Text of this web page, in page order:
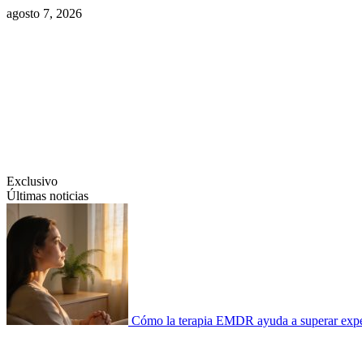
Saltar
agosto 7, 2026
Exclusivo
Últimas noticias
Cómo la terapia EMDR ayuda a superar